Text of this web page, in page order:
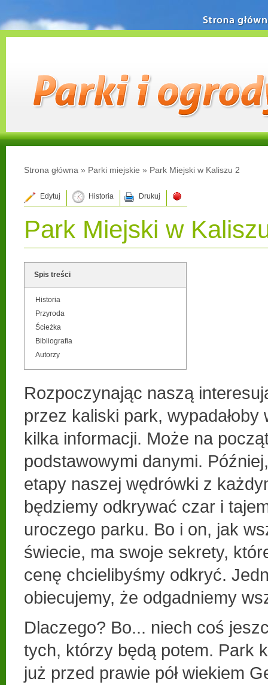
Strona główna » Parki miejskie » Park Miejski w Kaliszu 2
Edytuj Historia Drukuj
Park Miejski w
Spis treści
Historia
Przyroda
Ścieżka
Bibliografia
Autorzy
Rozpoczynając naszą
przez kaliski park, wypadałoby
kilka informacji. Może na
podstawowymi danymi.
etapy naszej wędrówki z
będziemy odkrywać czar i
uroczego parku. Bo i on, jak
świecie, ma swoje sekrety,
cenę chcielibyśmy odkryć.
obiecujemy, że odgadniemy
Dlaczego? Bo... niech coś
tych, którzy będą potem. Park
już przed prawie pół wiekiem
Strona główna